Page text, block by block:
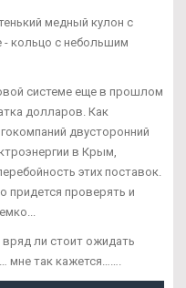
медный кулон с
- кольцо с небольшим
системе еще в прошлом
долларов. Как
двусторонний
в Крым,
этих поставок.
придется проверять и
ли стоит ожидать
так кажется…….